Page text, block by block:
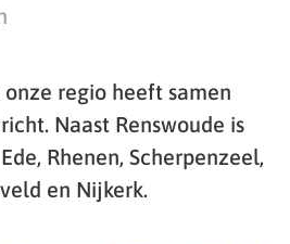
regio heeft samen
Naast Renswoude is
Rhenen, Scherpenzeel,
en Nijkerk.